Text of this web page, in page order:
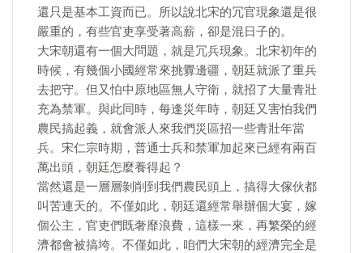
還只是基本工資而已。所以說北宋的冗官現象還是很
嚴重的，有些官吏享受著高薪，卻是混日子的。
大宋朝還有一個大問題，就是冗兵現象。北宋初年的
時候，有幾個小國經常來挑釁邊疆，朝廷就派了重兵
去把守。但又怕中原地區無人守衛，就招了大量青壯
充為禁軍。與此同時，每逢災年時，朝廷又害怕我們
農民搞起義，就會派人來我們災區招一些青壯年當
兵。宋仁宗時期，普通士兵和禁軍加起來已經有兩百
萬出頭，朝廷怎麼養得起？
當然還是一層層剝削到我們農民頭上，搞得大傢伙都
叫苦連天的。不僅如此，朝廷還經常舉辦個大宴，嫁
個公主，官吏們既奢靡浪費，這樣一來，再繁榮的經
濟都會被搞垮。不僅如此，咱們大宋朝的經濟完全是